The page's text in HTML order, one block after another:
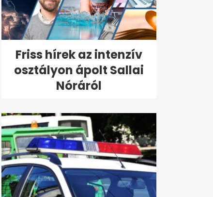
Friss hírek az intenzív
osztályon ápolt Sallai
Nóráról